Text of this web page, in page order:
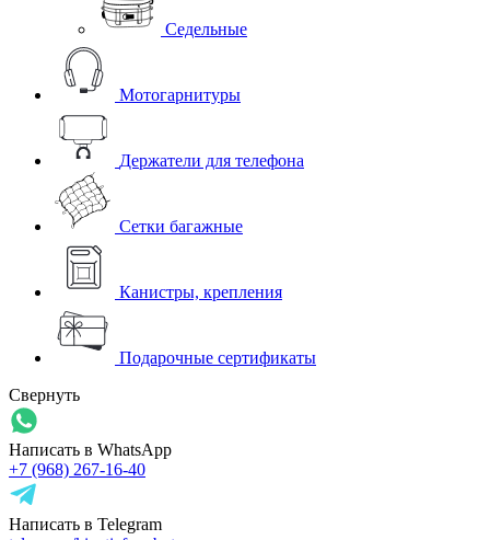
Седельные
Мотогарнитуры
Держатели для телефона
Сетки багажные
Канистры, крепления
Подарочные сертификаты
Свернуть
Написать в WhatsApp
+7 (968) 267-16-40
Написать в Telegram